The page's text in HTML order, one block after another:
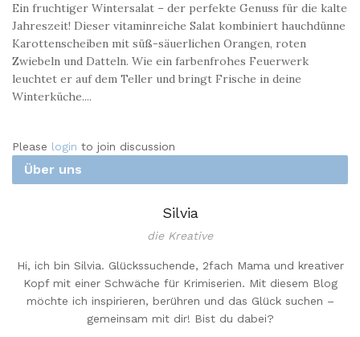
Ein fruchtiger Wintersalat – der perfekte Genuss für die kalte
Jahreszeit! Dieser vitaminreiche Salat kombiniert hauchdünne
Karottenscheiben mit süß-säuerlichen Orangen, roten
Zwiebeln und Datteln. Wie ein farbenfrohes Feuerwerk
leuchtet er auf dem Teller und bringt Frische in deine
Winterküche....
Please login to join discussion
Über uns
Silvia
die Kreative
Hi, ich bin Silvia. Glückssuchende, 2fach Mama und kreativer
Kopf mit einer Schwäche für Krimiserien. Mit diesem Blog
möchte ich inspirieren, berühren und das Glück suchen –
gemeinsam mit dir! Bist du dabei?